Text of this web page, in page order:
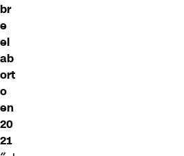
br
e
el
ab
ort
o
en
20
21